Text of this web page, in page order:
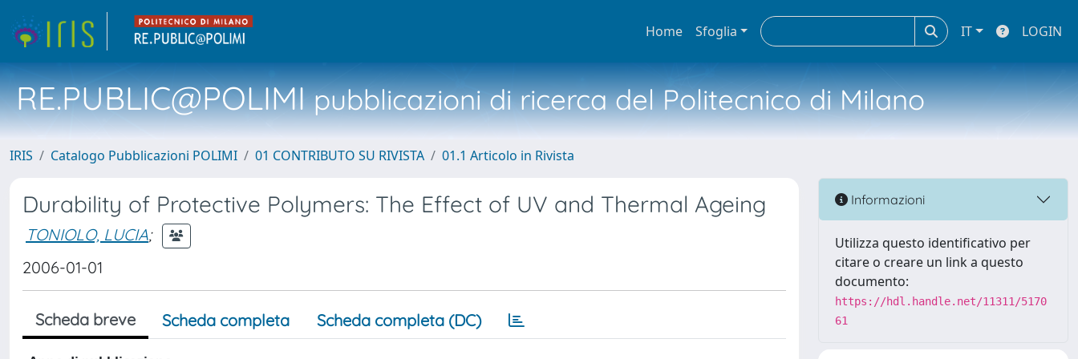
Home Sfoglia IT LOGIN
RE.PUBLIC@POLIMIpubblicazioni di ricerca del Politecnico di Milano
IRIS Catalogo Pubblicazioni POLIMI 01 CONTRIBUTO SU RIVISTA 01.1 Articolo in Rivista
Durability of Protective Polymers: The Effect of UV and Thermal Ageing
TONIOLO, LUCIA;
2006-01-01
Scheda breve Scheda completa Scheda completa (DC)
Informazioni
Utilizza questo identificativo per
citare o creare un link a questo
documento:
https://hdl.handle.net/11311/5170
61